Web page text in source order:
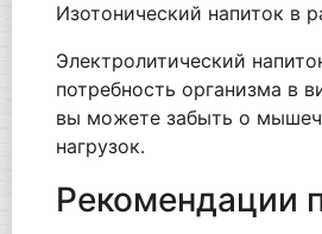
Изотонический напиток в
Электролитический
потребность организма в
вы можете забыть о
нагрузок.
Рекомендации